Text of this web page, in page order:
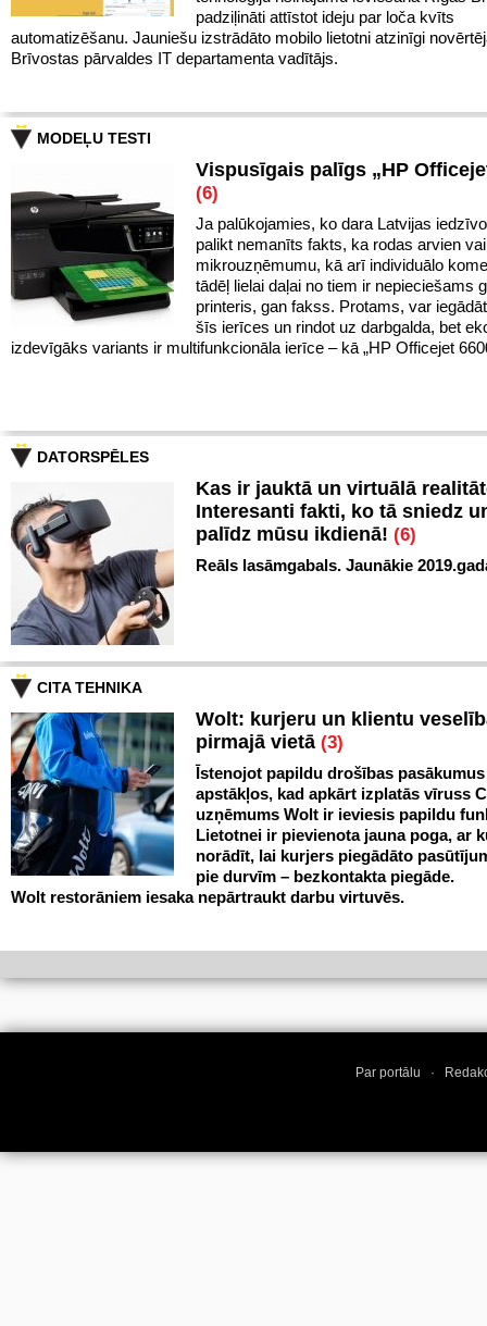
padziļināti attīstot ideju par loča kvīts
automatizēšanu. Jauniešu izstrādāto mobilo lietotni atzinīgi
Brīvostas pārvaldes IT departamenta vadītājs.
MODEĻU TESTI
Vispusīgais palīgs „HP
(6)
Ja palūkojamies, ko dara Latvijas
palikt nemanīts fakts, ka rodas arvien
mikrouzņēmumu, kā arī individuālo
tādēļ lielai daļai no tiem ir nepieciešams
printeris, gan fakss. Protams, var
šīs ierīces un rindot uz darbgalda, bet
izdevīgāks variants ir multifunkcionāla ierīce – kā „HP Officejet
DATORSPĒLES
Kas ir jauktā un virtuālā
Interesanti fakti, ko tā sniedz
palīdz mūsu ikdienā! (6)
Reāls lasāmgabals. Jaunākie
CITA TEHNIKA
Wolt: kurjeru un klientu
pirmajā vietā (3)
Īstenojot papildu drošības pasākumus
apstākļos, kad apkārt izplatās vīruss
uzņēmums Wolt ir ieviesis papildu
Lietotnei ir pievienota jauna poga, ar
norādīt, lai kurjers piegādāto
pie durvīm – bezkontakta piegāde.
Wolt restorāniem iesaka nepārtraukt darbu virtuvēs.
Par portālu ·